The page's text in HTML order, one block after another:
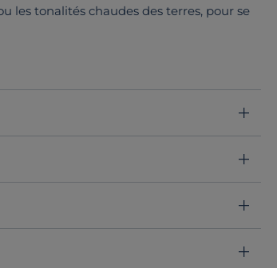
les tonalités chaudes des terres, pour se